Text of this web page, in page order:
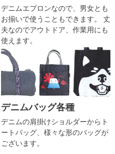
デニムエプロンなので、男女とも
お揃いで使うこともできます。 丈
夫なのでアウトドア、作業用にも
使えます。
デニムバッグ各種
デニムの肩掛けショルダーからト
ートバッグ、様々な形のバッグが
ございます。